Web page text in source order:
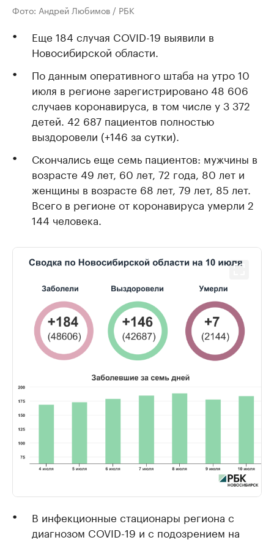
Фото: Андрей Любимов / РБК
Еще 184 случая COVID-19 выявили в
Новосибирской области.
По данным оперативного штаба на утро 10
июля в регионе зарегистрировано 48 606
случаев коронавируса, в том числе у 3 372
детей. 42 687 пациентов полностью
выздоровели (+146 за сутки).
Скончались еще семь пациентов: мужчины в
возрасте 49 лет, 60 лет, 72 года, 80 лет и
женщины в возрасте 68 лет, 79 лет, 85 лет.
Всего в регионе от коронавируса умерли 2
144 человека.
В инфекционные стационары региона с
диагнозом COVID-19 и с подозрением на